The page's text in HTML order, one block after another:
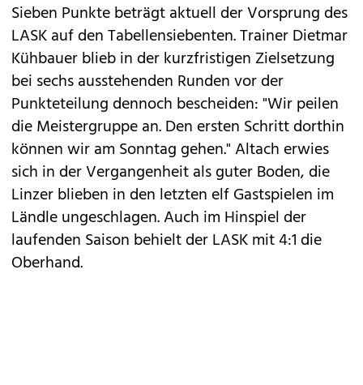
Sieben Punkte beträgt aktuell der Vorsprung des
LASK auf den Tabellensiebenten. Trainer Dietmar
Kühbauer blieb in der kurzfristigen Zielsetzung
bei sechs ausstehenden Runden vor der
Punkteteilung dennoch bescheiden: "Wir peilen
die Meistergruppe an. Den ersten Schritt dorthin
können wir am Sonntag gehen." Altach erwies
sich in der Vergangenheit als guter Boden, die
Linzer blieben in den letzten elf Gastspielen im
Ländle ungeschlagen. Auch im Hinspiel der
laufenden Saison behielt der LASK mit 4:1 die
Oberhand.